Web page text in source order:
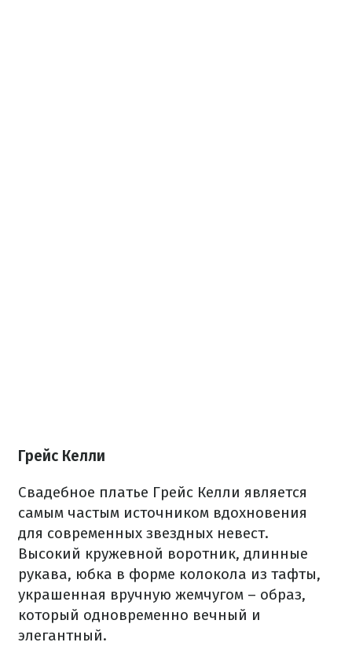
Грейс Келли
Свадебное платье Грейс Келли является
самым частым источником вдохновения
для современных звездных невест.
Высокий кружевной воротник, длинные
рукава, юбка в форме колокола из тафты,
украшенная вручную жемчугом – образ,
который одновременно вечный и
элегантный.